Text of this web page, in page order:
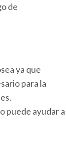
de
ya que
para la
puede ayudar a